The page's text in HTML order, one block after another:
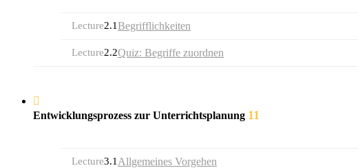
Lecture2.1Begrifflichkeiten
Lecture2.2Quiz: Begriffe zuordnen
Entwicklungsprozess zur Unterrichtsplanung 11
Lecture3.1 Allgemeines Vorgehen